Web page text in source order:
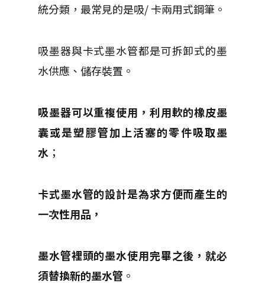
統分類，最常見的是吸/ 卡兩用式鋼筆。
吸墨器與卡式墨水管都是可拆卸式的墨
水供應、儲存裝置。
吸墨器可以重複使用，利用軟的橡皮墨
囊或是塑膠管加上活塞的零件吸取墨
水 ；
卡式墨水管的設計是為求方便而產生的
一次性用品，
墨水管裡頭的墨水使用完畢之後，就必
須替換新的墨水管 。